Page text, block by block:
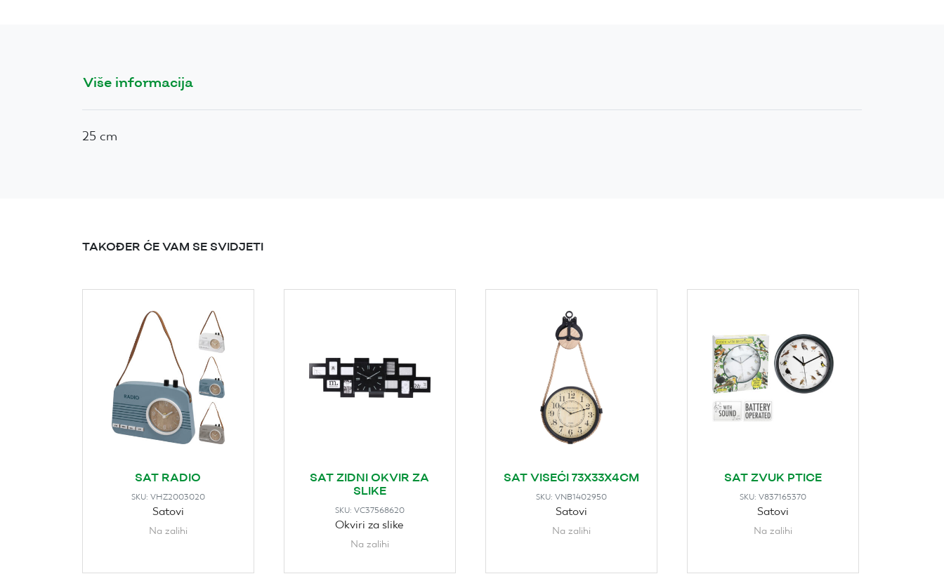
Više informacija
25 cm
TAKOĐER ĆE VAM SE SVIDJETI
SAT RADIO
SKU: VHZ2003020
Satovi
Na zalihi
SAT ZIDNI OKVIR ZA
SLIKE
SKU: VC37568620
Okviri za slike
Na zalihi
SAT VISEĆI 73X33X4CM
SKU: VNB1402950
Satovi
Na zalihi
SAT ZVUK PTICE
SKU: V837165370
Satovi
Na zalihi